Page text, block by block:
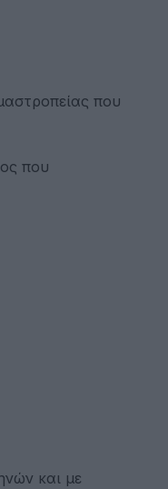
που
που
και με